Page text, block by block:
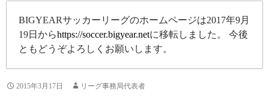
BIGYEARサッカーリーグのホームページは2017年9月
19日からhttps://soccer.bigyear.netに移転しました。 今後
ともどうぞよろしくお願いします。
2015年3月17日 リーグ事務局代表者